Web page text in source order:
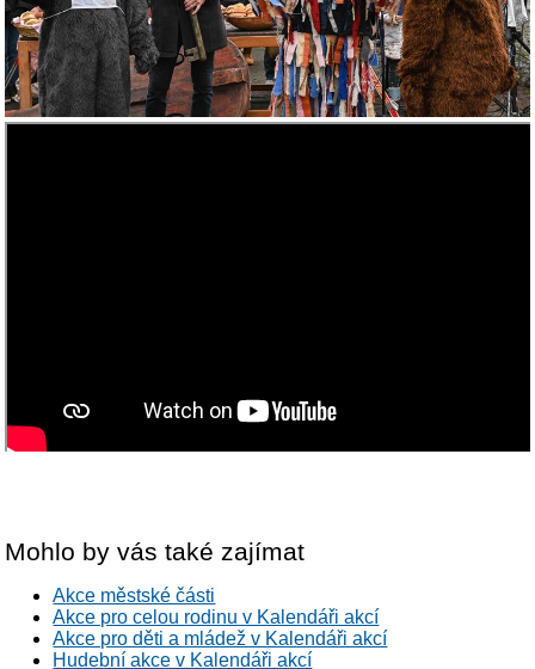
Mohlo by vás také zajímat
Akce městské části
Akce pro celou rodinu v Kalendáři akcí
Akce pro děti a mládež v Kalendáři akcí
Hudební akce v Kalendáři akcí